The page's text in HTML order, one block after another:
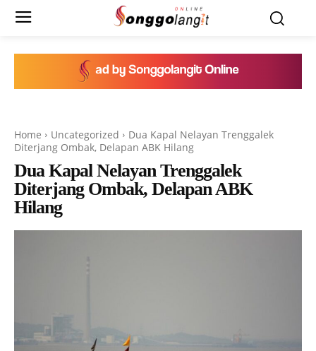
Home Uncategorized
Dua Kapal Nelayan Trenggalek
Diterjang Ombak, Delapan ABK Hilang
Dua Kapal Nelayan Trenggalek
Diterjang Ombak, Delapan ABK
Hilang